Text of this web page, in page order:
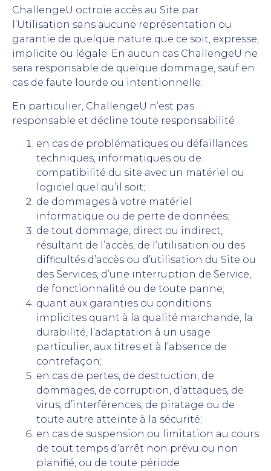
ChallengeU octroie accès au Site par
l’Utilisation sans aucune représentation ou
garantie de quelque nature que ce soit, expresse,
implicite ou légale. En aucun cas ChallengeU ne
sera responsable de quelque dommage, sauf en
cas de faute lourde ou intentionnelle.
En particulier, ChallengeU n’est pas
responsable et décline toute responsabilité :
en cas de problématiques ou défaillances
techniques, informatiques ou de
compatibilité du site avec un matériel ou
logiciel quel qu’il soit;
de dommages à votre matériel
informatique ou de perte de données;
de tout dommage, direct ou indirect,
résultant de l’accès, de l’utilisation ou des
difficultés d’accès ou d’utilisation du Site ou
des Services, d’une interruption de Service,
de fonctionnalité ou de toute panne;
quant aux garanties ou conditions
implicites quant à la qualité marchande, la
durabilité, l’adaptation à un usage
particulier, aux titres et à l’absence de
contrefaçon;
en cas de pertes, de destruction, de
dommages, de corruption, d’attaques, de
virus, d’interférences, de piratage ou de
toute autre atteinte à la sécurité;
en cas de suspension ou limitation au cours
de tout temps d’arrêt non prévu ou non
planifié, ou de toute période